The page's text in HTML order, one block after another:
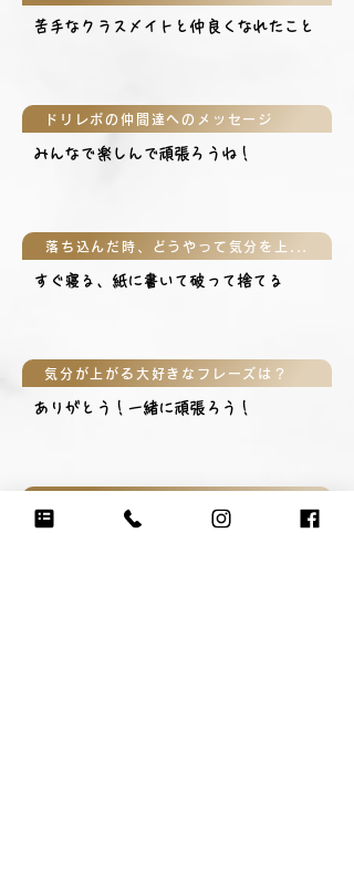
苦手なクラスメイトと仲良くなれたこと
ドリレボの仲間達へのメッセージ
みんなで楽しんで頑張ろうね！
落ち込んだ時、どうやって気分を上げる？
すぐ寝る、紙に書いて破って捨てる
気分が上がる大好きなフレーズは？
ありがとう！一緒に頑張ろう！